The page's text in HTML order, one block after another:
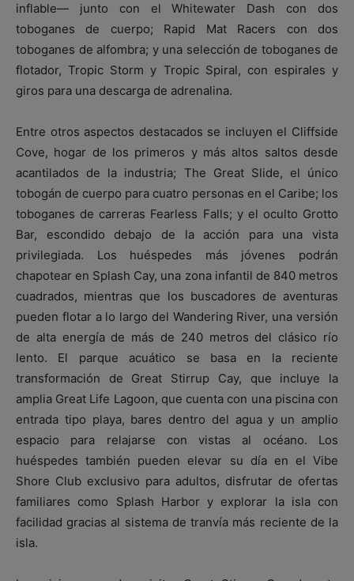
inflable— junto con el Whitewater Dash con dos
toboganes de cuerpo; Rapid Mat Racers con dos
toboganes de alfombra; y una selección de toboganes de
flotador, Tropic Storm y Tropic Spiral, con espirales y
giros para una descarga de adrenalina.
Entre otros aspectos destacados se incluyen el Cliffside
Cove, hogar de los primeros y más altos saltos desde
acantilados de la industria; The Great Slide, el único
tobogán de cuerpo para cuatro personas en el Caribe; los
toboganes de carreras Fearless Falls; y el oculto Grotto
Bar, escondido debajo de la acción para una vista
privilegiada. Los huéspedes más jóvenes podrán
chapotear en Splash Cay, una zona infantil de 840 metros
cuadrados, mientras que los buscadores de aventuras
pueden flotar a lo largo del Wandering River, una versión
de alta energía de más de 240 metros del clásico río
lento. El parque acuático se basa en la reciente
transformación de Great Stirrup Cay, que incluye la
amplia Great Life Lagoon, que cuenta con una piscina con
entrada tipo playa, bares dentro del agua y un amplio
espacio para relajarse con vistas al océano. Los
huéspedes también pueden elevar su día en el Vibe
Shore Club exclusivo para adultos, disfrutar de ofertas
familiares como Splash Harbor y explorar la isla con
facilidad gracias al sistema de tranvía más reciente de la
isla.